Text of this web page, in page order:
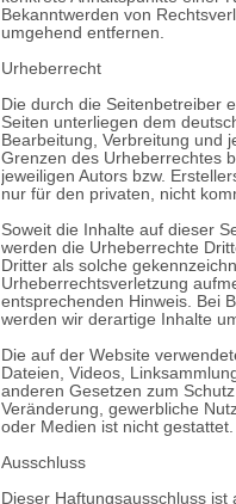
Bekanntwerden von
umgehend entfernen.
Urheberrecht
Die durch die Seitenbetreiber
Seiten unterliegen dem
Bearbeitung, Verbreitung und
Grenzen des Urheberrechtes
jeweiligen Autors bzw.
nur für den privaten, nicht
Soweit die Inhalte auf dieser
werden die Urheberrechte
Dritter als solche
Urheberrechtsverletzung
entsprechenden Hinweis. Bei
werden wir derartige Inhalte
Die auf der Website
Dateien, Videos,
anderen Gesetzen zum
Veränderung, gewerbliche
oder Medien ist nicht
Ausschluss
Dieser Haftungsausschluss